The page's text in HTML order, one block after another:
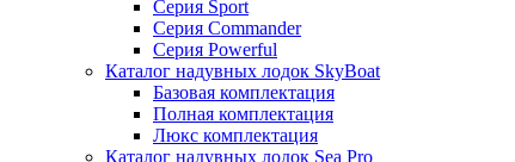
Серия Sport
Серия Commander
Серия Powerful
Каталог надувных лодок SkyBoat
Базовая комплектация
Полная комплектация
Люкс комплектация
Каталог надувных лодок Sea Pro